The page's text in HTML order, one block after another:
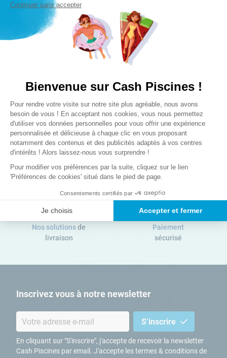
Un réseau,proche de
chez vous
Des experts,à votre
Nos solutionsde
livraison
Paiement
sécurisé
Inscrivez vous à notre newsletter
S’inscrire
En cliquant sur "S'inscrire", j'accepte de recevoir la newsletter
Cash Piscines par email. J'accepte les termes & conditions de
Continuer sans accepter
Bienvenue sur Cash Piscines !
Plateforme de Gestion du
Pour rendre votre visite sur notre site plus agréable, nous avons
besoin de vous ! En acceptant nos cookies, vous nous permettez
d'utiliser vos données personnelles pour vous offrir une expérience
personnalisée et délicieuse à chaque clic en vous proposant
notamment des contenus et des publicités adaptés à vos centres
d'intérêts ! Alors laissez-nous vous surprendre !
Pour modifier vos préférences par la suite, cliquez sur le lien
'Préférences de cookies' situé dans le pied de page.
Consentements certifiés par
Je choisis Accepter et fermer
Axeptio consent